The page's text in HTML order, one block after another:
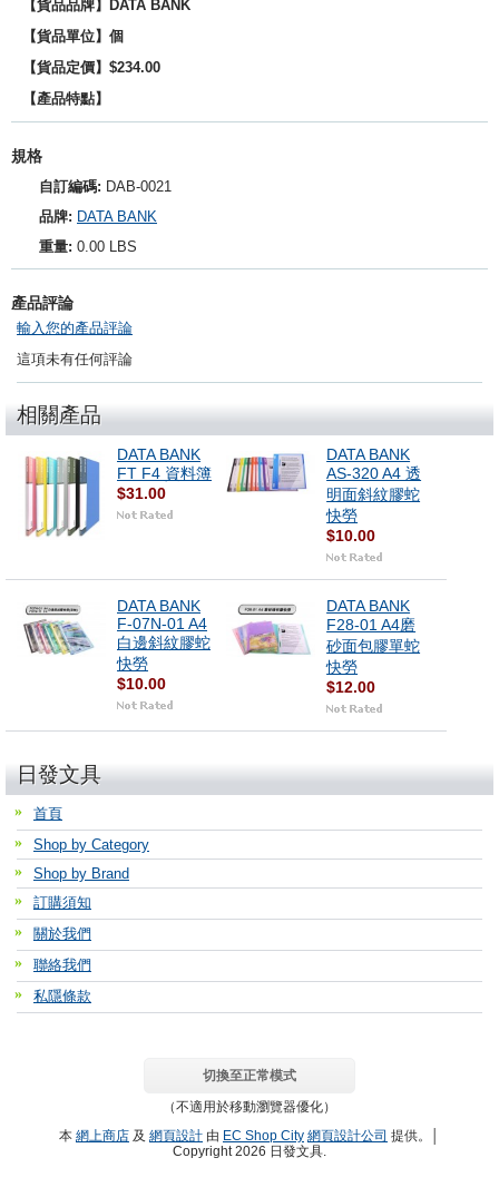
【貨品品牌】
DATA BANK
【貨品單位】個
【貨品定價】$234.00
【產品特點】
規格
自訂編碼: DAB-0021
品牌: DATA BANK
重量: 0.00 LBS
產品評論
輸入您的產品評論
這項未有任何評論
相關產品
DATA BANK
FT F4 資料簿
$31.00
DATA BANK
AS-320 A4 透
明面斜紋膠蛇
快勞
$10.00
DATA BANK
F-07N-01 A4
白邊斜紋膠蛇
快勞
$10.00
DATA BANK
F28-01 A4磨
砂面包膠單蛇
快勞
$12.00
日發文具
首頁
Shop by Category
Shop by Brand
訂購須知
關於我們
聯絡我們
私隱條款
切換至正常模式
（不適用於移動瀏覽器優化）
本 網上商店 及 網頁設計 由 EC Shop City 網頁設計公司 提供。│
Copyright 2026 日發文具.